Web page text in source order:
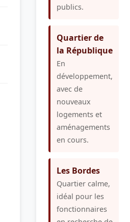
publics.
Quartier de
la République
En
développement,
avec de
nouveaux
logements et
aménagements
en cours.
Les Bordes
Quartier calme,
idéal pour les
fonctionnaires